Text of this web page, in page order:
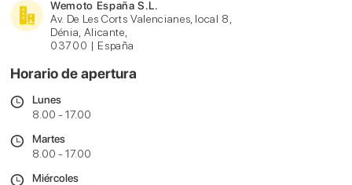
Wemoto España S.L.
Av. De Les Corts Valencianes, local 8,
Dénia, Alicante,
03700 | España
Horario de apertura
Lunes
8.00 - 17.00
Martes
8.00 - 17.00
Miércoles